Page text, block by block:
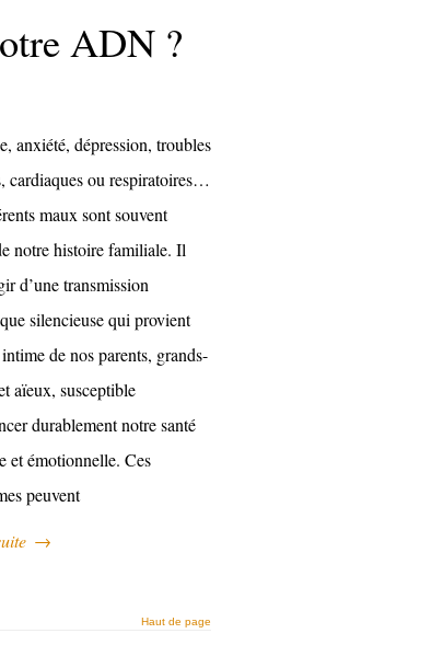
ADN ?
anxiété, dépression, troubles
cardiaques ou respiratoires…
maux sont souvent
notre histoire familiale. Il
d’une transmission
silencieuse qui provient
de nos parents, grands-
aïeux, susceptible
durablement notre santé
et émotionnelle. Ces
peuvent
→
Haut de page